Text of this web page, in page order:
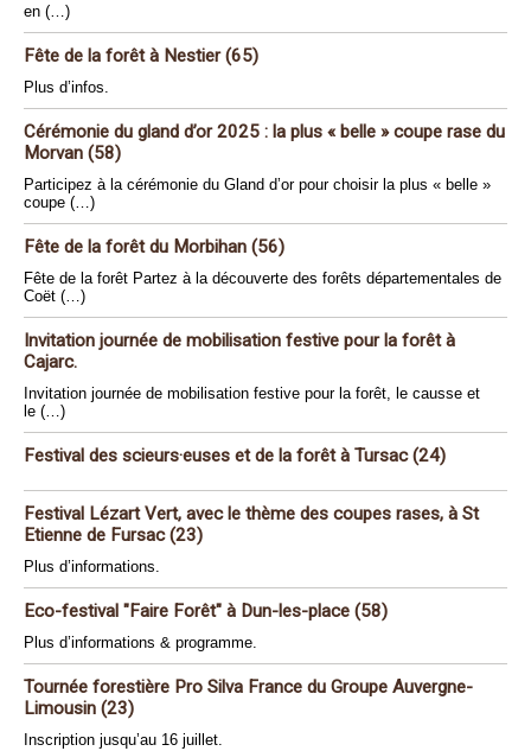
en (…)
Fête de la forêt à Nestier (65)
Plus d’infos.
Cérémonie du gland d’or 2025 : la plus « belle » coupe rase du
Morvan (58)
Participez à la cérémonie du Gland d’or pour choisir la plus « belle »
coupe (…)
Fête de la forêt du Morbihan (56)
Fête de la forêt Partez à la découverte des forêts départementales de
Coët (…)
Invitation journée de mobilisation festive pour la forêt à
Cajarc.
Invitation journée de mobilisation festive pour la forêt, le causse et
le (…)
Festival des scieurs·euses et de la forêt à Tursac (24)
Festival Lézart Vert, avec le thème des coupes rases, à St
Etienne de Fursac (23)
Plus d’informations.
Eco-festival "Faire Forêt" à Dun-les-place (58)
Plus d’informations & programme.
Tournée forestière Pro Silva France du Groupe Auvergne-
Limousin (23)
Inscription jusqu’au 16 juillet.